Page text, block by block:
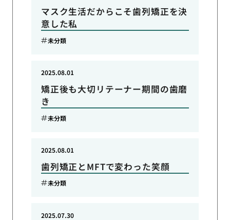
マスク生活だからこそ歯列矯正を決
意した私
未分類
矯正後も大切リテーナー期間の歯磨
き
2025.08.01
未分類
歯列矯正とMFTで変わった笑顔
2025.08.01
未分類
2025.07.30